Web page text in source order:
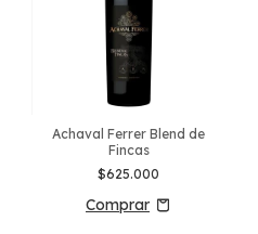
Achaval Ferrer Blend de
Fincas
$625.000